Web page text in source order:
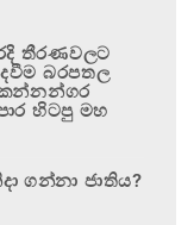
තීරණවලට
බරපතල
කන්නන්ගර
හිටපු මහ
ගන්නා ජාතිය?